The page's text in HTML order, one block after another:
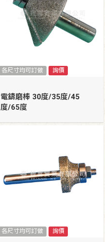
各尺寸均可訂做 詢價
電鑄磨棒 30度/35度/45
度/65度
各尺寸均可訂做 詢價